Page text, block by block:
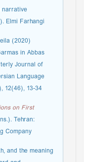
narrative
Elmi Farhangi.
(2020)
in Abbas
Journal of
Language
12(46), 13-34.
on First
Tehran:
Company.
and the meaning